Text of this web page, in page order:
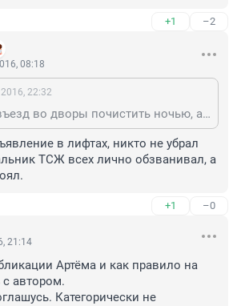
+1 –2
08:18
22:32
Попробуйте въезд во дворы почистить ночью, а чтобы почистить двор -напишите заранее объявление. У нас по двору проехать можно, но до него нужно еще добраться. Самая засада - каша между улицей и двором с глубокой колеей из двух дворов. Повезло, если перед тобой машина ехала в твой двор, а если в соседний? У меня машина уже дважды застревала в этой каше. Спасибо прохожим, которые помогли толкнуть. Это нормально?!!! Любите снег в лесу и парках, а не на дорогах. Посмотрите на бабушек и женщин с колясками. Они тоже должны этой каше радоваться?
в лифтах, никто не убрал
ТСЖ всех лично обзванивал, а
+1 –0
21:14
Артёма и как правило на
автором.
Категорически не